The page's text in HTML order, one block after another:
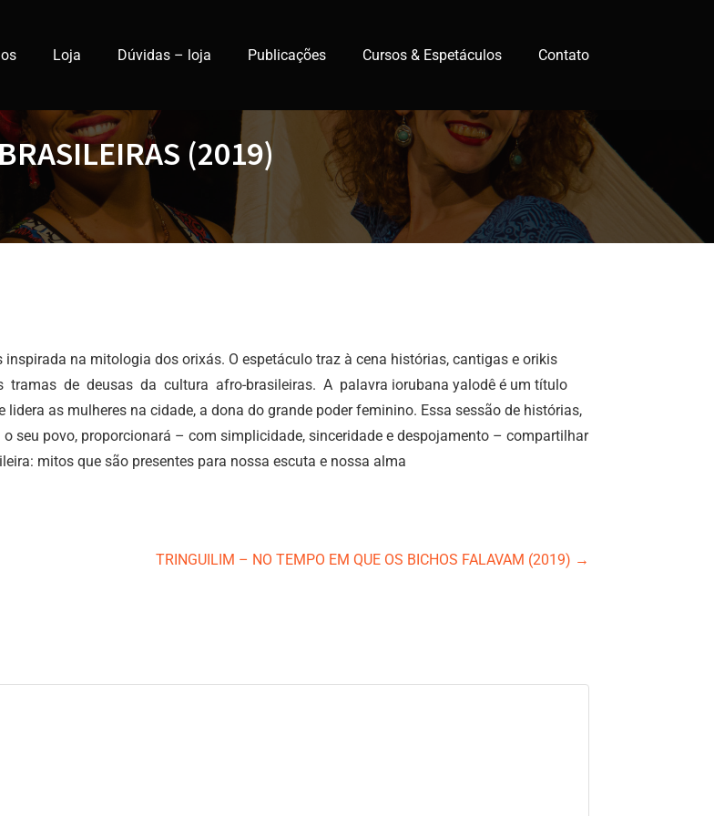
Loja Dúvidas – loja Publicações Cursos & Espetáculos Contato
(2019)
inspirada na mitologia dos orixás. O espetáculo traz à cena histórias, cantigas e orikis
tramas de deusas da cultura afro-brasileiras. A palavra iorubana yalodê é um título
as mulheres na cidade, a dona do grande poder feminino. Essa sessão de histórias,
seu povo, proporcionará – com simplicidade, sinceridade e despojamento – compartilhar
mitos que são presentes para nossa escuta e nossa alma
TRINGUILIM – NO TEMPO EM QUE OS BICHOS FALAVAM (2019) →